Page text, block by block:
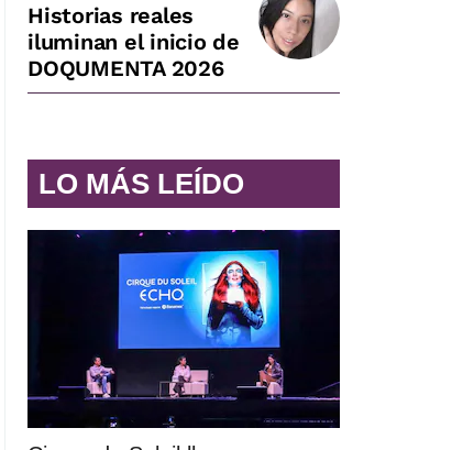
Historias reales
iluminan el inicio de
DOQUMENTA 2026
LO MÁS LEÍDO